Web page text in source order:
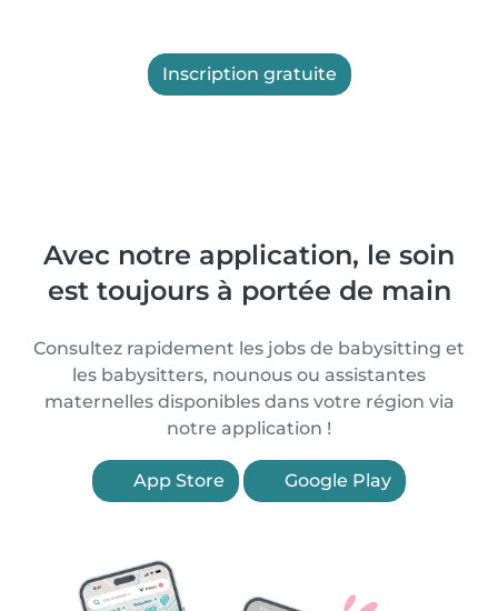
Inscription gratuite
Avec notre application, le soin
est toujours à portée de main
Consultez rapidement les jobs de babysitting et
les babysitters, nounous ou assistantes
maternelles disponibles dans votre région via
notre application !
App Store Google Play